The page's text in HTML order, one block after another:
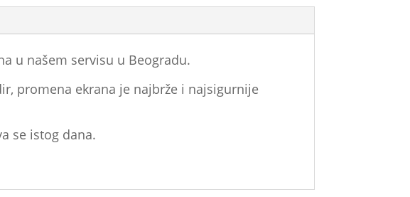
u našem servisu u Beogradu.
promena ekrana je najbrže i najsigurnije
se istog dana.